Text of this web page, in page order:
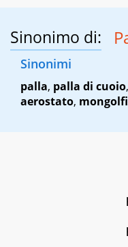
Sinonimo di:
Sinonimi
palla, palla di cuoio,
aerostato,